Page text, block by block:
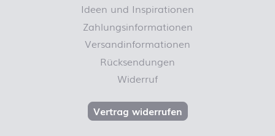
Ideen und Inspirationen
Zahlungsinformationen
Versandinformationen
Rücksendungen
Widerruf
Vertrag widerrufen